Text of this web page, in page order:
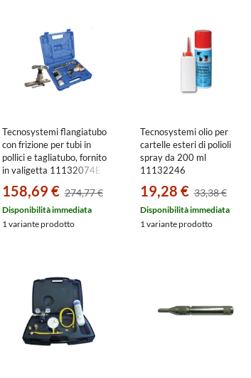
Tecnosystemi flangiatubo
con frizione per tubi in
pollici e tagliatubo, fornito
in valigetta 11132074E
158,69 € 274,77 €
Disponibilità immediata
1 variante prodotto
Tecnosystemi olio per
cartelle esteri di polioli
spray da 200 ml
11132246
19,28 € 33,38 €
Disponibilità immediata
1 variante prodotto